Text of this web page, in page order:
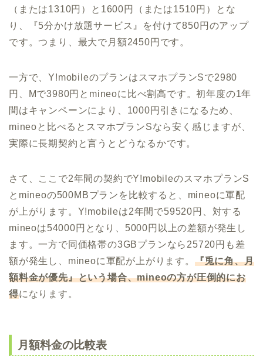
（または1310円）と1600円（または1510円）とな
り、『5分かけ放題サービス』を付けて850円のアップ
です。つまり、最大で月額2450円です。
一方で、Y!mobileのプランはスマホプランSで2980
円、Mで3980円とmineoに比べ割高です。初年度の1年
間はキャンペーンにより、1000円引きになるため、
mineoと比べるとスマホプランSなら安く感じますが、
実際に長期契約と言うとどうなるかです。
さて、ここで2年間の契約でY!mobileのスマホプランS
とmineoの500MBプランを比較すると、mineoに軍配
が上がります。Y!mobileは2年間で59520円、対する
mineoは54000円となり、5000円以上の差額が発生し
ます。一方で同価格帯の3GBプランなら25720円も差
額が発生し、mineoに軍配が上がります。 『兎に角、月
額料金が優先』という場合、mineoの方が圧倒的にお
得になります。
月額料金の比較表